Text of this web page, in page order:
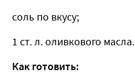
соль по вкусу;
1 ст. л. оливкового масла.
Как готовить: